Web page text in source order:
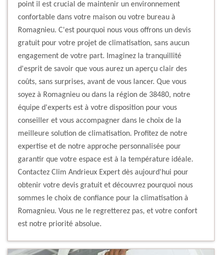
point il est crucial de maintenir un environnement
confortable dans votre maison ou votre bureau à
Romagnieu. C'est pourquoi nous vous offrons un devis
gratuit pour votre projet de climatisation, sans aucun
engagement de votre part. Imaginez la tranquillité
d'esprit de savoir que vous aurez un aperçu clair des
coûts, sans surprises, avant de vous lancer. Que vous
soyez à Romagnieu ou dans la région de 38480, notre
équipe d'experts est à votre disposition pour vous
conseiller et vous accompagner dans le choix de la
meilleure solution de climatisation. Profitez de notre
expertise et de notre approche personnalisée pour
garantir que votre espace est à la température idéale.
Contactez Clim Andrieux Expert dès aujourd'hui pour
obtenir votre devis gratuit et découvrez pourquoi nous
sommes le choix de confiance pour la climatisation à
Romagnieu. Vous ne le regretterez pas, et votre confort
est notre priorité absolue.